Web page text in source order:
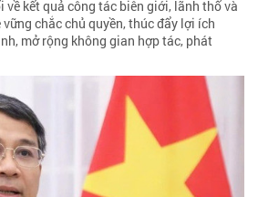
về kết quả công tác biên giới, lãnh thổ và
chắc chủ quyền, thúc đẩy lợi ích
mở rộng không gian hợp tác, phát